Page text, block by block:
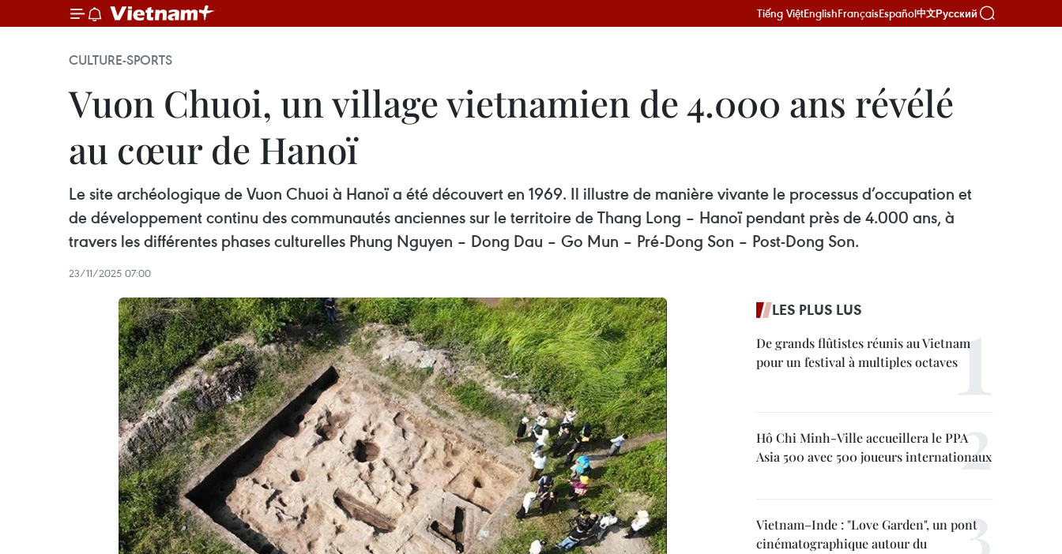
Tiếng ViệtEnglishFrançaisEspañol中文Русский
CULTURE-SPORTS
Vuon Chuoi, un village vietnamien de 4.000 ans révélé
au cœur de Hanoï
Le site archéologique de Vuon Chuoi à Hanoï a été découvert en 1969. Il illustre de manière vivante le processus d’occupation et
de développement continu des communautés anciennes sur le territoire de Thang Long – Hanoï pendant près de 4.000 ans, à
travers les différentes phases culturelles Phung Nguyen – Dong Dau – Go Mun – Pré-Dong Son – Post-Dong Son.
23/11/2025 07:00
LES PLUS LUS
De grands flûtistes réunis au Vietnam
pour un festival à multiples octaves
Hô Chi Minh-Ville accueillera le PPA
Asia 500 avec 500 joueurs internationaux
Vietnam–Inde : "Love Garden", un pont
cinématographique autour du